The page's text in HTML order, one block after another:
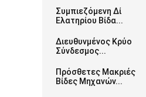
Συμπιεζόμενη Δί
Ελατηρίου Βίδα...
Διευθυνμένος Κρύο
Σύνδεσμος...
Πρόσθετες Μακριές
Βίδες Μηχανών...